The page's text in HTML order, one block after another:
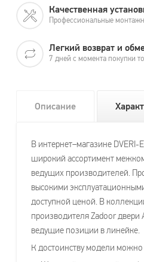
Качественная
Профессиональные
Легкий возврат и
7 дней с момента покупки
Описание
В интернет–магазине DVERI-
широкий ассортимент
ведущих производителей.
высокими
доступной ценой. В
производителя Zadoor
ведущие позиции в линейке.
К достоинству модели можно